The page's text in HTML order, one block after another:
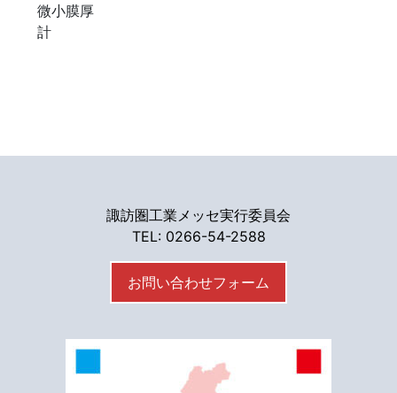
微小膜厚
計
諏訪圏工業メッセ実行委員会
TEL: 0266-54-2588
お問い合わせフォーム